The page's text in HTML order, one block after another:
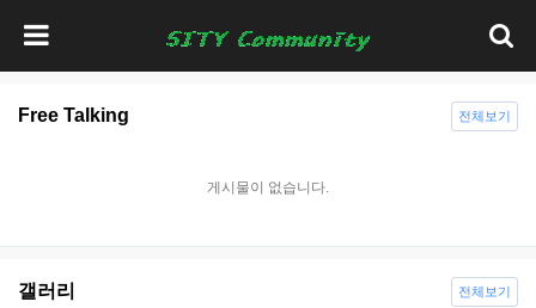
Free Talking
게시물이 없습니다.
전체보기
갤러리 전체보기